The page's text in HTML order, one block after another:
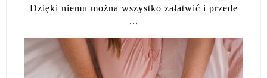
Dzięki niemu można wszystko załatwić i przede
...